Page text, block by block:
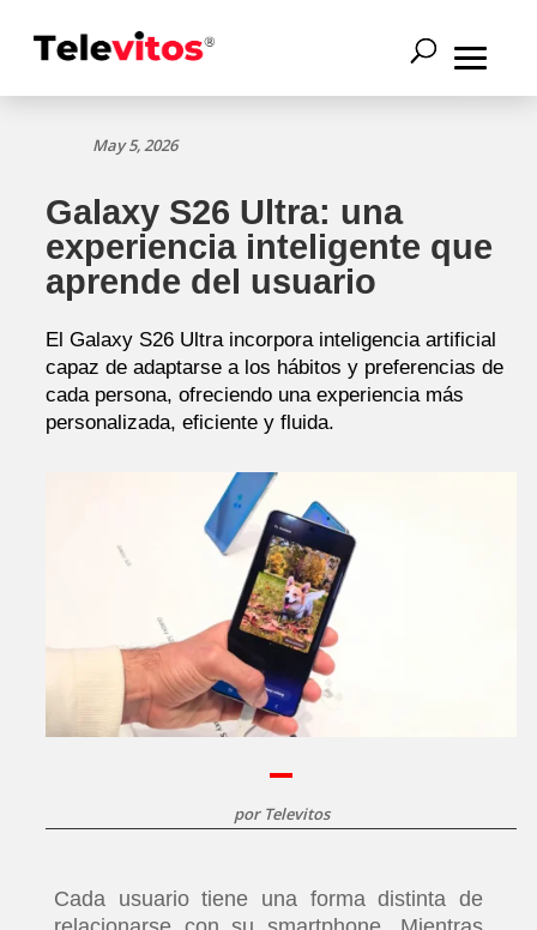
May 5, 2026
Galaxy S26 Ultra: una
experiencia inteligente que
aprende del usuario
El Galaxy S26 Ultra incorpora inteligencia artificial
capaz de adaptarse a los hábitos y preferencias de
cada persona, ofreciendo una experiencia más
personalizada, eficiente y fluida.
por Televitos
Cada usuario tiene una forma distinta de